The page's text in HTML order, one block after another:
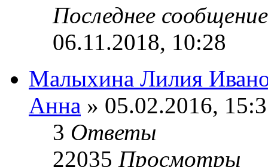
Последнее
06.11.2018, 10:28
Малыхина Лилия
Анна » 05.02.2016,
3 Ответы
22035 Просмотры